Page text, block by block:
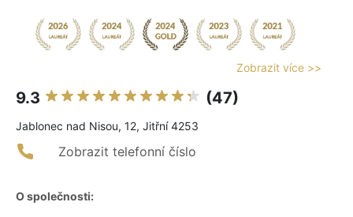
Zobrazit více >>
9.3 (47)
Jablonec nad Nisou, 12, Jitřní 4253
Zobrazit telefonní číslo
O společnosti: